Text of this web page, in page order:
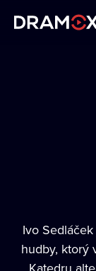
Ivo
hudby, ktorý